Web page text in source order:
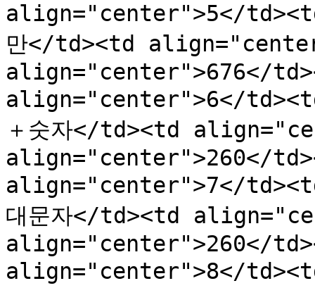
align="center">5</
만</td><td
align="center">676</
align="center">6</
＋숫자</td><td
align="center">260</
align="center">7</
대문자</td><td
align="center">260</
align="center">8</